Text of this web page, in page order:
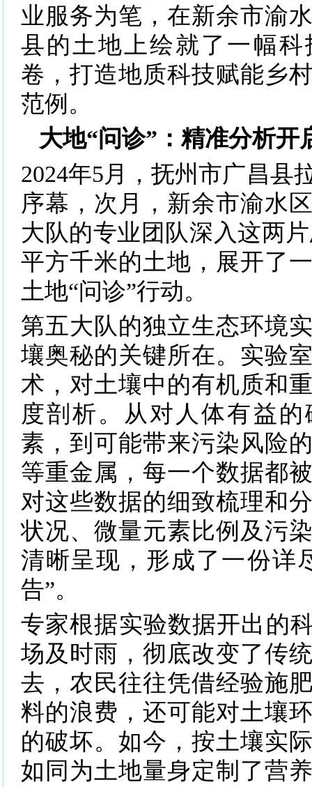
业服务为笔，在新余市渝
县的土地上绘就了一幅
卷，打造地质科技赋能乡
范例。
大地“问诊”：精准分析开
2024年5月，抚州市广昌县
序幕，次月，新余市渝水
大队的专业团队深入这两
平方千米的土地，展开了
土地“问诊”行动。
第五大队的独立生态环境
壤奥秘的关键所在。实验
术，对土壤中的有机质和
度剖析。从对人体有益
素，到可能带来污染风险
等重金属，每一个数据都
对这些数据的细致梳理和
状况、微量元素比例及污
清晰呈现，形成了一份详
告”。
专家根据实验数据开出的
场及时雨，彻底改变了传
去，农民往往凭借经验施
料的浪费，还可能对土壤
的破坏。如今，按土壤实
如同为土地量身定制了营